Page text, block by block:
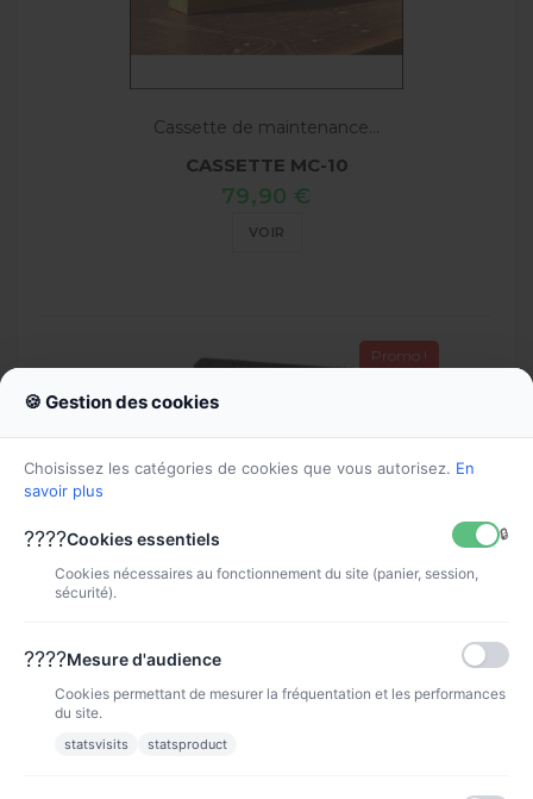
Cassette de maintenance...
CASSETTE MC-10
79,90 €
VOIR
Promo !
349,90 €
🍪 Gestion des cookies
Choisissez les catégories de cookies que vous autorisez. En
savoir plus
????Cookies essentiels 🔒
Cookies nécessaires au fonctionnement du site (panier, session,
sécurité).
????Mesure d'audience
Cookies permettant de mesurer la fréquentation et les performances
du site.
statsvisits statsproduct